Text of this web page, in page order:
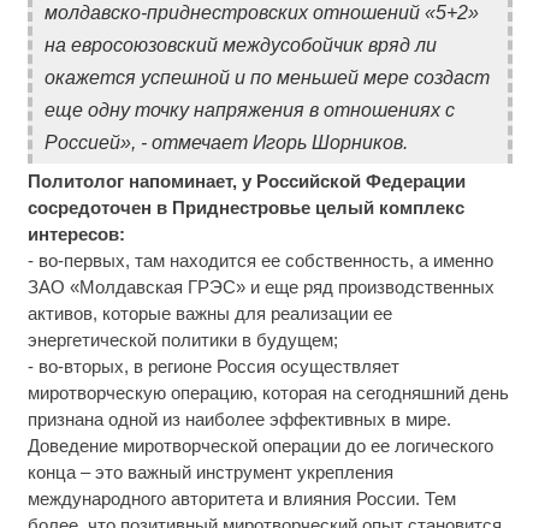
молдавско-приднестровских отношений «5+2»
на евросоюзовский междусобойчик вряд ли
окажется успешной и по меньшей мере создаст
еще одну точку напряжения в отношениях с
Россией», - отмечает Игорь Шорников.
Политолог напоминает, у Российской Федерации
сосредоточен в Приднестровье целый комплекс
интересов:
- во-первых, там находится ее собственность, а именно
ЗАО «Молдавская ГРЭС» и еще ряд производственных
активов, которые важны для реализации ее
энергетической политики в будущем;
- во-вторых, в регионе Россия осуществляет
миротворческую операцию, которая на сегодняшний день
признана одной из наиболее эффективных в мире.
Доведение миротворческой операции до ее логического
конца – это важный инструмент укрепления
международного авторитета и влияния России. Тем